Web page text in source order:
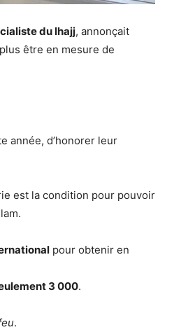
du lhajj, annonçait
être en mesure de
année, d’honorer leur
est la condition pour pouvoir
pour obtenir en
3 000.
.